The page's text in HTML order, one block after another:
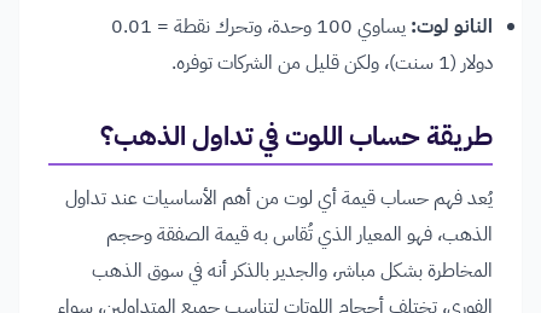
النانو لوت:
يساوي 100 وحدة، وتحرك نقطة = 0.01
دولار (1 سنت)، ولكن قليل من الشركات توفره.
طريقة حساب اللوت في تداول الذهب؟
يُعد فهم حساب قيمة أي لوت من أهم الأساسيات عند تداول
الذهب، فهو المعيار الذي تُقاس به قيمة الصفقة وحجم
المخاطرة بشكل مباشر، والجدير بالذكر أنه في سوق الذهب
الفوري، تختلف أحجام اللوتات لتناسب جميع المتداولين، سواء